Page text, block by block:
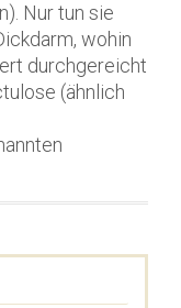
Nur tun sie
wohin
durchgereicht
(ähnlich